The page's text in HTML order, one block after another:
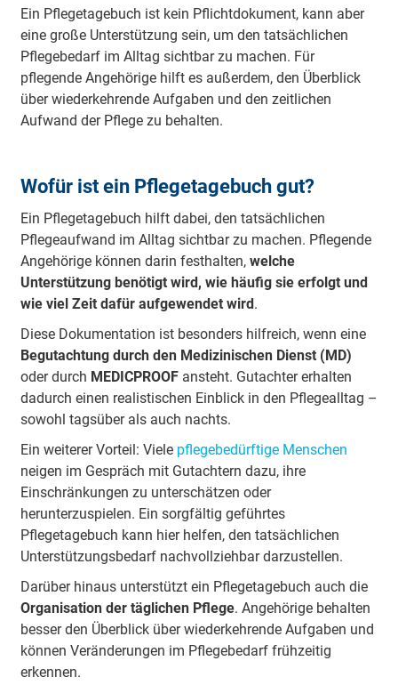
Ein Pflegetagebuch ist kein Pflichtdokument, kann aber
eine große Unterstützung sein, um den tatsächlichen
Pflegebedarf im Alltag sichtbar zu machen. Für
pflegende Angehörige hilft es außerdem, den Überblick
über wiederkehrende Aufgaben und den zeitlichen
Aufwand der Pflege zu behalten.
Wofür ist ein Pflegetagebuch gut?
Ein Pflegetagebuch hilft dabei, den tatsächlichen
Pflegeaufwand im Alltag sichtbar zu machen. Pflegende
Angehörige können darin festhalten, welche
Unterstützung benötigt wird, wie häufig sie erfolgt und
wie viel Zeit dafür aufgewendet wird.
Diese Dokumentation ist besonders hilfreich, wenn eine
Begutachtung durch den Medizinischen Dienst (MD)
oder durch MEDICPROOFansteht. Gutachter erhalten
dadurch einen realistischen Einblick in den Pflegealltag –
sowohl tagsüber als auch nachts.
Ein weiterer Vorteil: Viele pflegebedürftige Menschen
neigen im Gespräch mit Gutachtern dazu, ihre
Einschränkungen zu unterschätzen oder
herunterzuspielen. Ein sorgfältig geführtes
Pflegetagebuch kann hier helfen, den tatsächlichen
Unterstützungsbedarf nachvollziehbar darzustellen.
Darüber hinaus unterstützt ein Pflegetagebuch auch die
Organisation der täglichen Pflege. Angehörige behalten
besser den Überblick über wiederkehrende Aufgaben und
können Veränderungen im Pflegebedarf frühzeitig
erkennen.